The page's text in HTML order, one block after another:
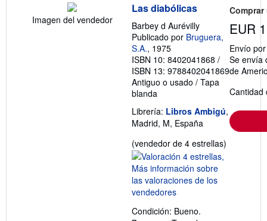
Imagen del vendedor
Las diabólicas
Barbey d Aurévilly
Publicado por Bruguera,
S.A., 1975
ISBN 10: 8402041868 /
ISBN 13: 9788402041869
Antiguo o usado / Tapa
blanda
Librería: Libros Ambigú,
Madrid, M, España
(vendedor de 4 estrellas)
Condición: Bueno.
EUR
Envío
Se envía
de
Cantidad